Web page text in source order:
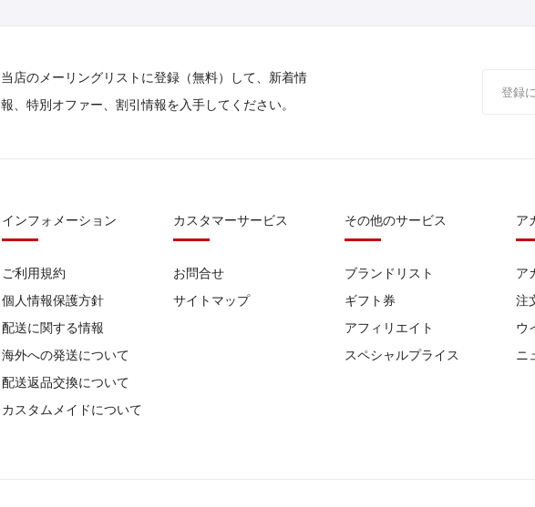
当店のメーリングリストに登録（無料）して、新着情
報、特別オファー、割引情報を入手してください。
インフォメーション
ご利用規約
個人情報保護方針
配送に関する情報
海外への発送について
配送返品交換について
カスタムメイドについて
カスタマーサービス
お問合せ
サイトマップ
その他のサービス
ブランドリスト
ギフト券
アフィリエイト
スペシャルプライス
ア
ア
注
ウ
ニ